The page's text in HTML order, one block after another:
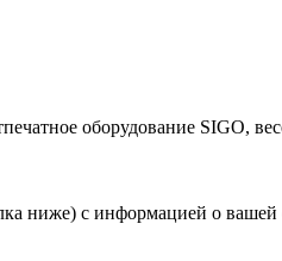
оборудование SIGO,
ниже) с информацией о